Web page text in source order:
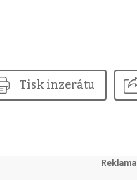
Tisk inzerátu